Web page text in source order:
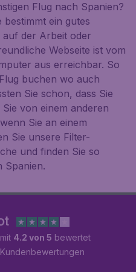
Flug nach Spanien?
bestimmt ein gutes
auf der Arbeit oder
Webseite ist vom
aus erreichbar. So
buchen wo auch
Sie schon, dass Sie
von einem anderen
Sie an einem
Sie unsere Filter-
und finden Sie so
Spanien.
4.2 von 5 bewertet
Kundenbewertungen